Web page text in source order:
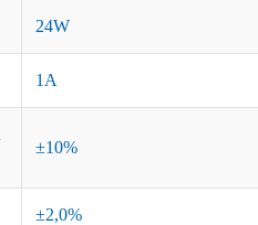
24W
1A
±10%
±2,0%